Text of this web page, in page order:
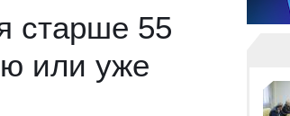
старше 55
или уже